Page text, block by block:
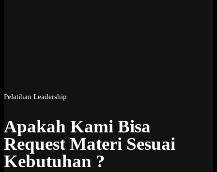
Pelatihan Leadership
Apakah Kami Bisa
Request Materi Sesuai
Kebutuhan ?